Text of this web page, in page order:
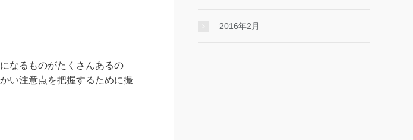
なるものがたくさんあるの
い注意点を把握するために撮
2016年2月